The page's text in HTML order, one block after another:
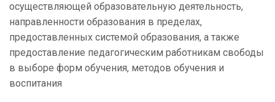
осуществляющей образовательную деятельность,
направленности образования в пределах,
предоставленных системой образования, а также
предоставление педагогическим работникам свободы
в выборе форм обучения, методов обучения и
воспитания